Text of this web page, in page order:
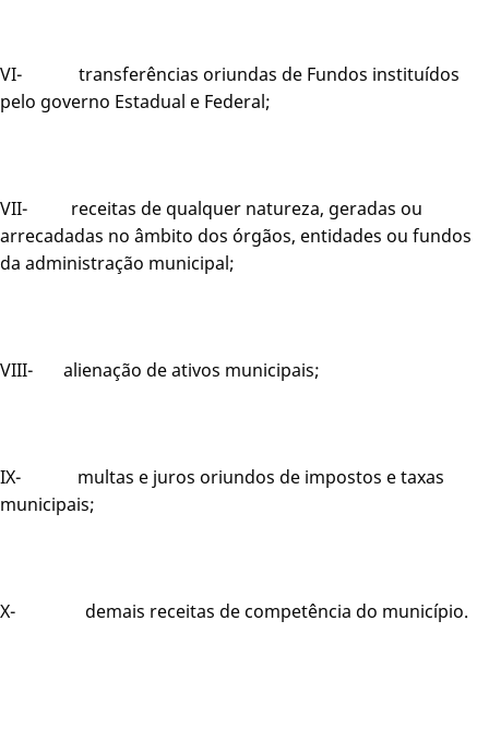
VI- transferências oriundas de Fundos instituídos
pelo governo Estadual e Federal;
VII- receitas de qualquer natureza, geradas ou
arrecadadas no âmbito dos órgãos, entidades ou fundos
da administração municipal;
VIII- alienação de ativos municipais;
IX- multas e juros oriundos de impostos e taxas
municipais;
X- demais receitas de competência do município.